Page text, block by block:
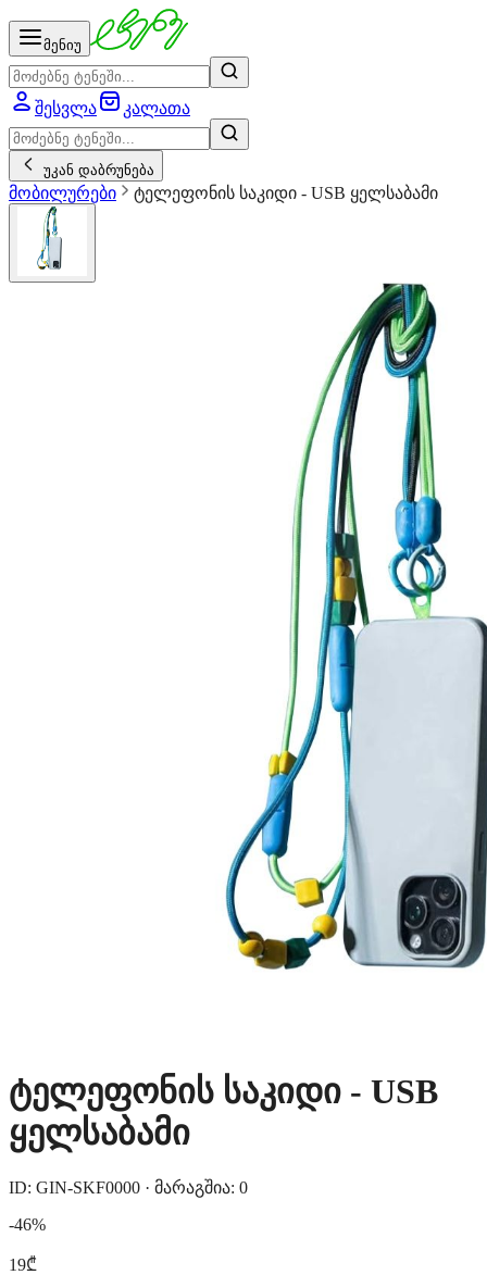
მენიუ
შესვლა კალათა
უკან დაბრუნება
მობილურები ტელეფონის საკიდი - USB ყელსაბამი
ტელეფონის საკიდი - USB
ყელსაბამი
ID: GIN-SKF0000 · მარაგშია: 0
-46%
19₾